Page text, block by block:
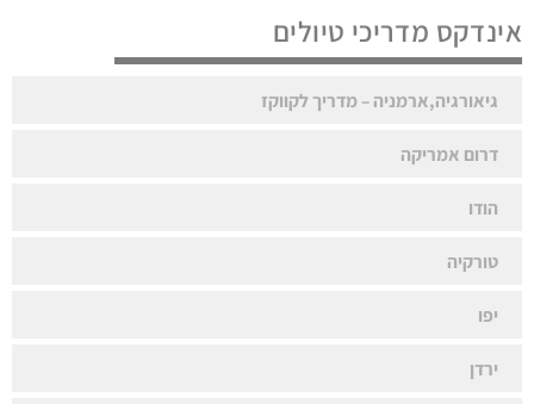
אינדקס מדריכי טיולים
גיאורגיה,ארמניה – מדריך לקווקז
דרום אמריקה
הודו
טורקיה
יפו
ירדן